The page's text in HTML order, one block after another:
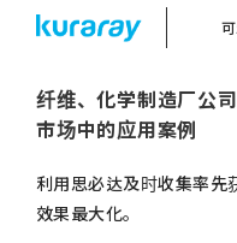
纤维、化学制造厂公
市场中的应用案例
利用思必达及时收集率先
效果最大化。